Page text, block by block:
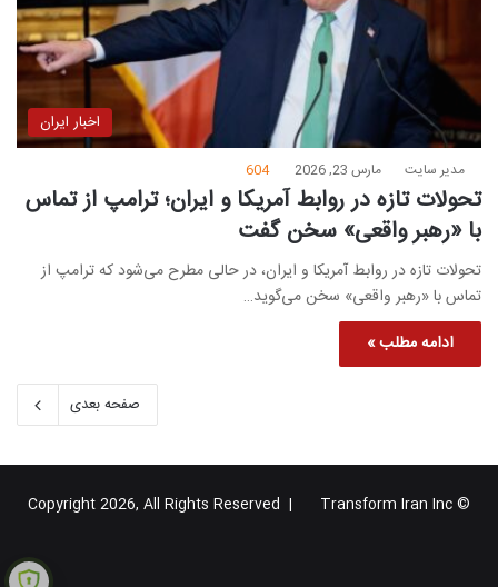
اخبار ایران
مدیر سایت مارس 23, 2026 604
تحولات تازه در روابط آمریکا و ایران؛ ترامپ از تماس
با «رهبر واقعی» سخن گفت
تحولات تازه در روابط آمریکا و ایران، در حالی مطرح می‌شود که ترامپ از
تماس با «رهبر واقعی» سخن می‌گوید…
ادامه مطلب »
صفحه بعدی
© Copyright 2026, All Rights Reserved |
Transform Iran Inc
گوگل